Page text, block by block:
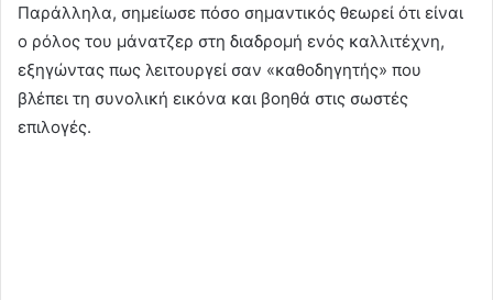
Παράλληλα, σημείωσε πόσο σημαντικός θεωρεί ότι είναι
ο ρόλος του μάνατζερ στη διαδρομή ενός καλλιτέχνη,
εξηγώντας πως λειτουργεί σαν «καθοδηγητής» που
βλέπει τη συνολική εικόνα και βοηθά στις σωστές
επιλογές.